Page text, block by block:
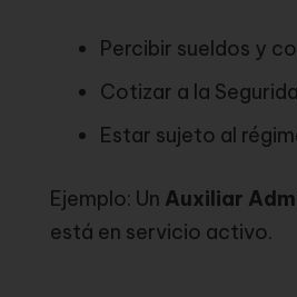
Percibir sueldos y
Cotizar a la
Estar sujeto al
Ejemplo: Un Auxiliar
está en servicio activo.